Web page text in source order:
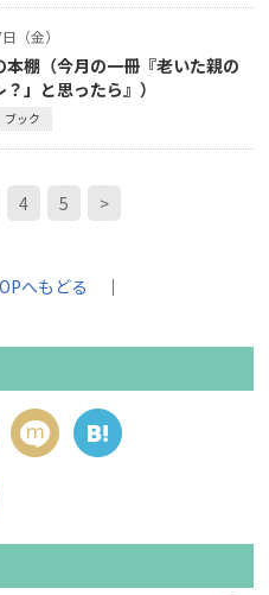
（金）
本棚（今月の一冊『老いた親の
」と思ったら』）
ブック
4 5 >
へもどる ｜